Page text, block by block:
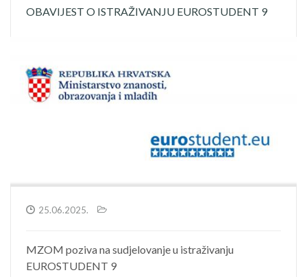
OBAVIJEST O ISTRAŽIVANJU EUROSTUDENT 9
25.06.2025.
MZOM poziva na sudjelovanje u istraživanju
EUROSTUDENT 9